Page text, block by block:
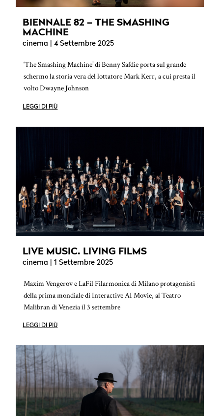
BIENNALE 82 – THE SMASHING
MACHINE
cinema | 4 Settembre 2025
‘The Smashing Machine’ di Benny Safdie porta sul grande
schermo la storia vera del lottatore Mark Kerr, a cui presta il
volto Dwayne Johnson
LEGGI DI PIÙ
LIVE MUSIC. LIVING FILMS
cinema | 1 Settembre 2025
Maxim Vengerov e LaFil Filarmonica di Milano protagonisti
della prima mondiale di Interactive AI Movie, al Teatro
Malibran di Venezia il 3 settembre
LEGGI DI PIÙ